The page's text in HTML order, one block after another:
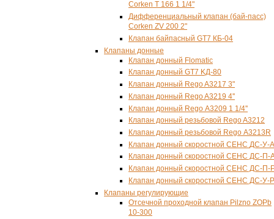
Corken T 166 1 1/4"
Дифференциальный клапан (бай-пасс)
Corken ZV 200 2"
Клапан байпасный GT7 КБ-04
Клапаны донные
Клапан донный Flomatic
Клапан донный GT7 KД-80
Клапан донный Rego A3217 3"
Клапан донный Rego A3219 4''
Клапан донный Rego А3209 1 1/4''
Клапан донный резьбовой Rego A3212
Клапан донный резьбовой Rego А3213R
Клапан донный скоростной СЕНС ДС-У-А
Клапан донный скоростной СЕНС ДС-П-
Клапан донный скоростной СЕНС ДС-П-
Клапан донный скоростной СЕНС ДС-У-Р
Клапаны регулирующие
Отсечной проходной клапан Pilzno ZOPb
10-300